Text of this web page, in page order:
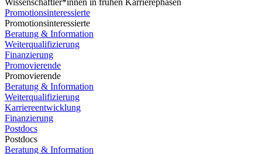
Wissenschaftler*innen in frühen Karrierephasen
Promotionsinteressierte
Promotionsinteressierte
Beratung & Information
Weiterqualifizierung
Finanzierung
Promovierende
Promovierende
Beratung & Information
Weiterqualifizierung
Karriereentwicklung
Finanzierung
Postdocs
Postdocs
Beratung & Information